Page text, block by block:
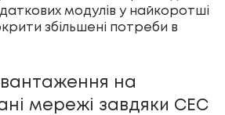
модулів у найкоротші
збільшені потреби в
на
мережі завдяки СЕС